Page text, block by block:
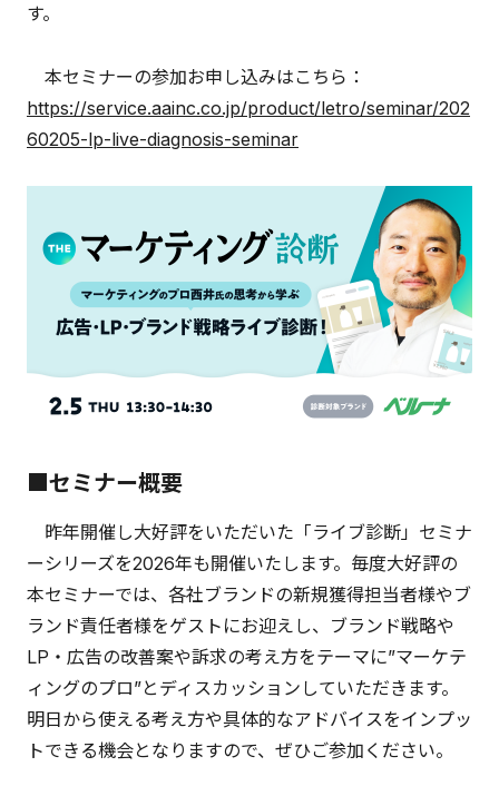
す。
本セミナーの参加お申し込みはこちら：
https://service.aainc.co.jp/product/letro/seminar/202
60205-lp-live-diagnosis-seminar
■セミナー概要
昨年開催し大好評をいただいた「ライブ診断」セミナ
ーシリーズを2026年も開催いたします。毎度大好評の
本セミナーでは、各社ブランドの新規獲得担当者様やブ
ランド責任者様をゲストにお迎えし、ブランド戦略や
LP・広告の改善案や訴求の考え方をテーマに”マーケテ
ィングのプロ”とディスカッションしていただきます。
明日から使える考え方や具体的なアドバイスをインプッ
トできる機会となりますので、ぜひご参加ください。